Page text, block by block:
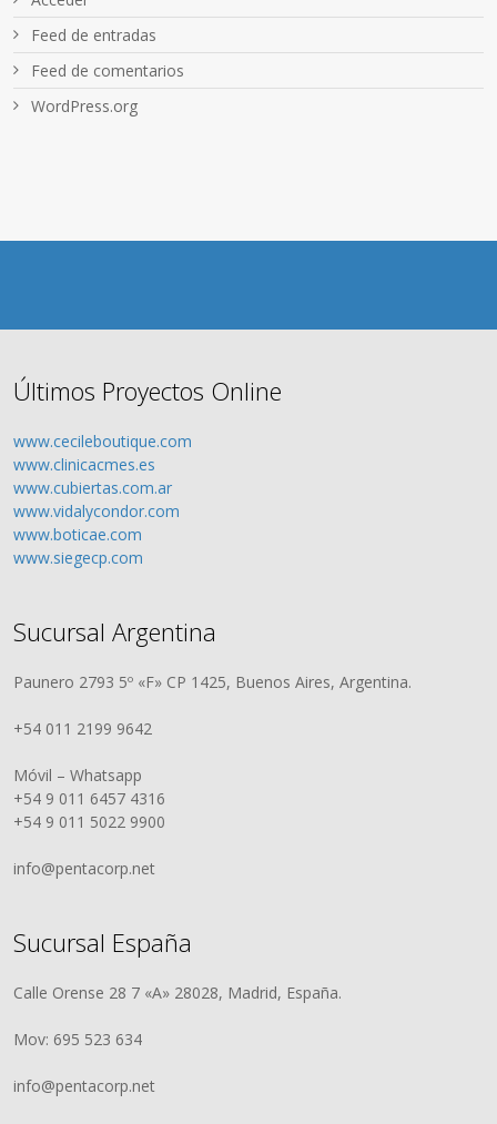
Feed de entradas
Feed de comentarios
WordPress.org
Últimos Proyectos Online
www.cecileboutique.com
www.clinicacmes.es
www.cubiertas.com.ar
www.vidalycondor.com
www.boticae.com
www.siegecp.com
Sucursal Argentina
Paunero 2793 5º «F» CP 1425, Buenos Aires, Argentina.
+54 011 2199 9642
Móvil – Whatsapp
+54 9 011 6457 4316
+54 9 011 5022 9900
info@pentacorp.net
Sucursal España
Calle Orense 28 7 «A» 28028, Madrid, España.
Mov: 695 523 634
info@pentacorp.net